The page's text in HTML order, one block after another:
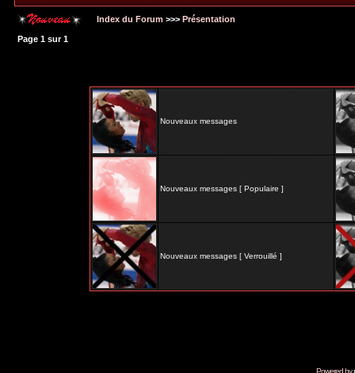
Index du Forum >>> Présentation
Page 1 sur1
Nouveaux messages
Nouveaux messages [ Populaire ]
Nouveaux messages [ Verrouillé ]
Powered by